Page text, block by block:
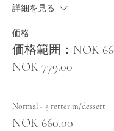
詳細を見る
価格
価格範囲：NOK
NOK 779.00
Normal - 5 retter m/dessert
NOK 660.00